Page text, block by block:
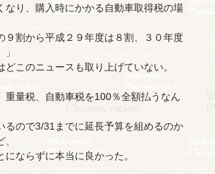
なり、購入時にかかる自動車取得税の場
９割から平成２９年度は８割、３０年度
どこのニュースも取り上げていない。
重量税、自動車税を100％全額払うなん
るので3/31までに延長予算を組めるのか
ならずに本当に良かった。